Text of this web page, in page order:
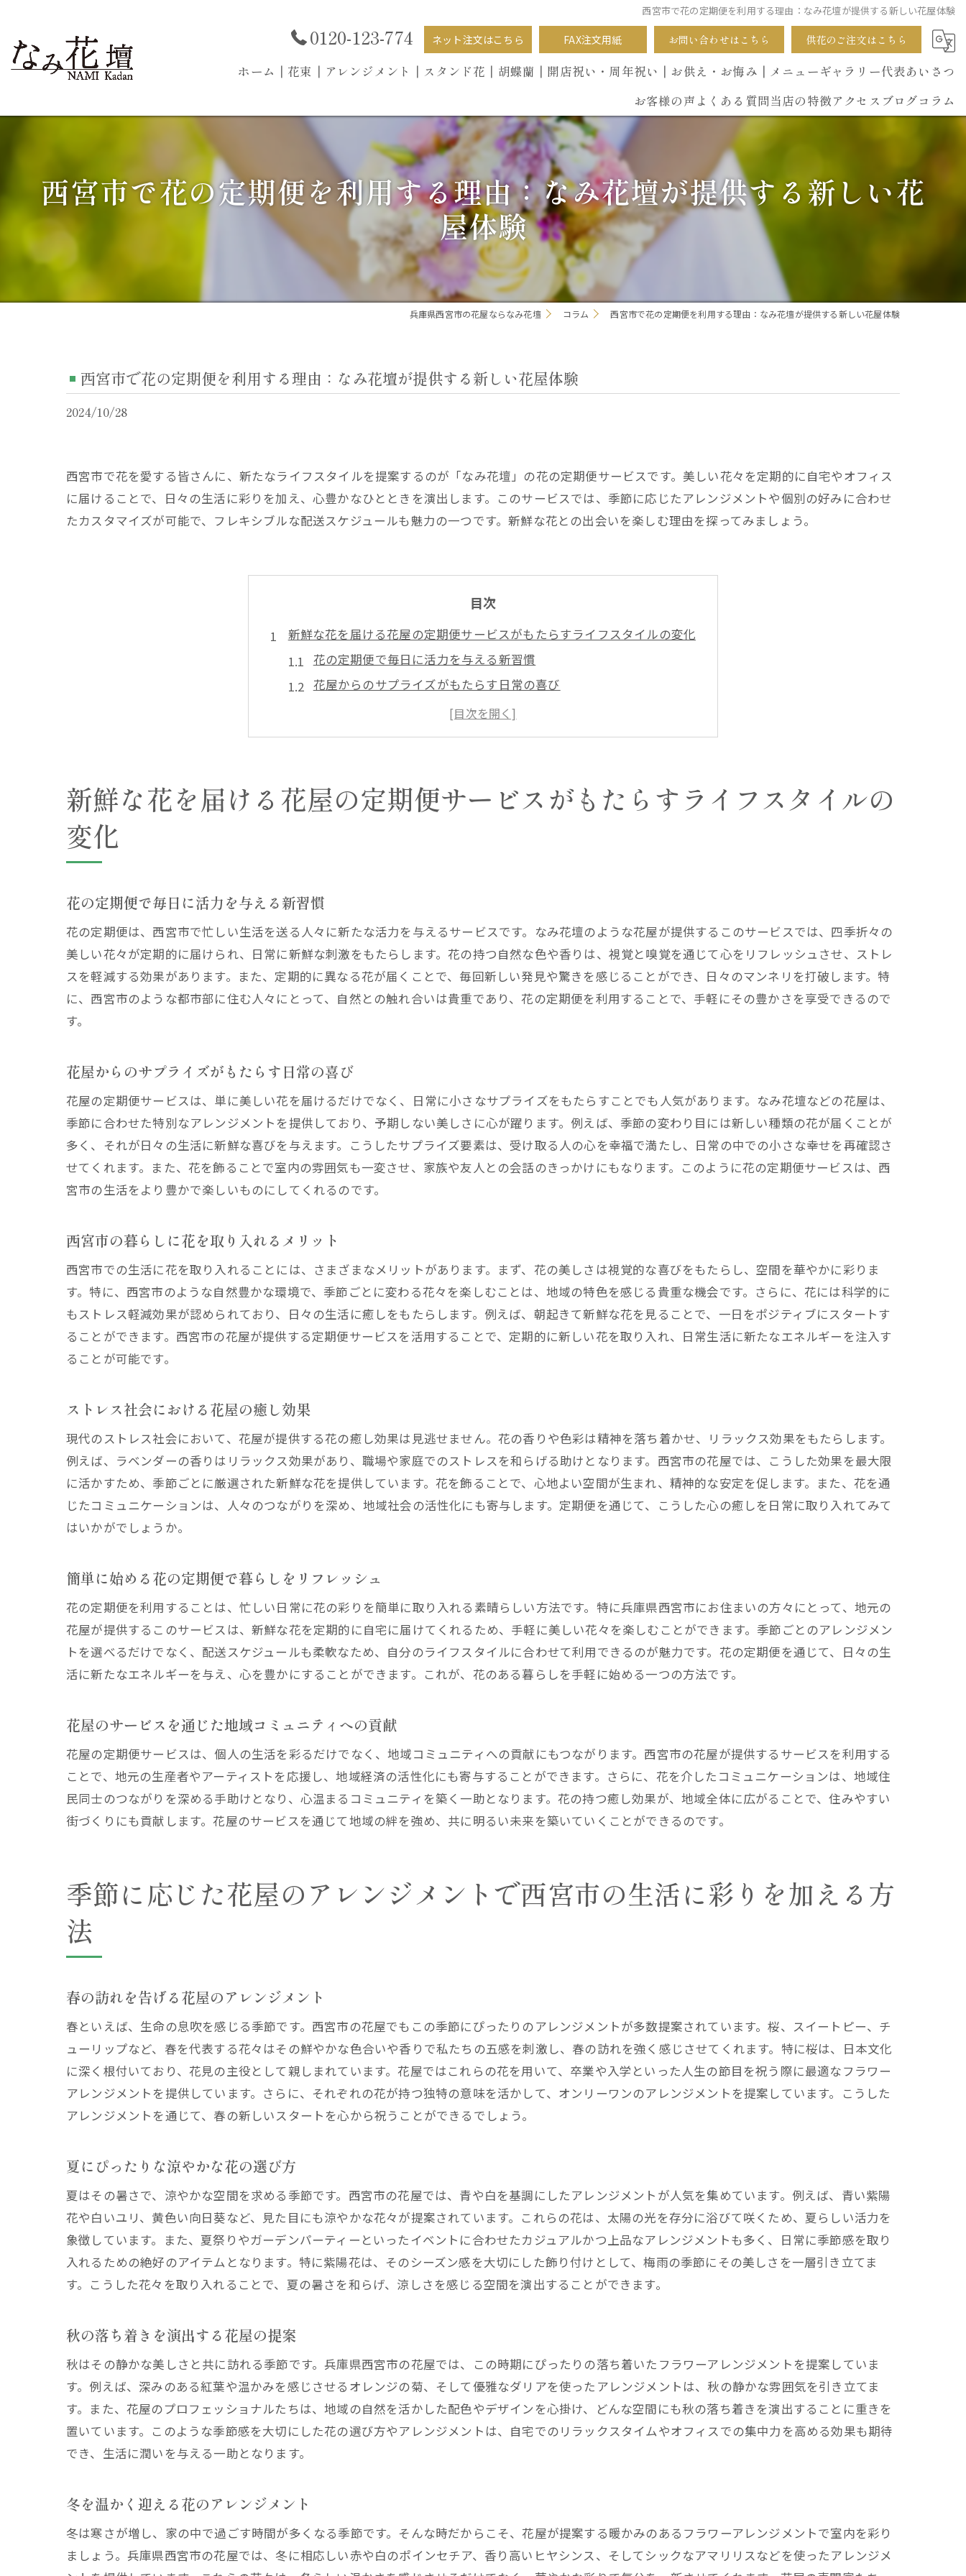
西宮市で花の定期便を利用する理由：なみ花壇が提供する新しい花屋体験
0120-123-774 ネット注文はこちら FAX注文用紙 お問い合わせはこちら 供花のご注文はこちら
ホーム ┃花束┃ アレンジメント┃ スタンド花┃ 胡蝶蘭 ┃開店祝い・周年祝い ┃お供え・お悔み ┃メニューギャラリー代表あいさつ
お客様の声 よくある質問当店の特徴
開店祝い
イベント
誕生日
アクセス ブログコラム
西宮市で花の定期便を利用する理由：なみ花壇が提供する新しい花
屋体験
兵庫県西宮市の花屋ならなみ花壇 コラム 西宮市で花の定期便を利用する理由：なみ花壇が提供する新しい花屋体験
西宮市で花の定期便を利用する理由：なみ花壇が提供する新しい花屋体験
2024/10/28
西宮市で花を愛する皆さんに、新たなライフスタイルを提案するのが「なみ花壇」の花の定期便サービスです。美しい花々を定期的に自宅やオフィス
に届けることで、日々の生活に彩りを加え、心豊かなひとときを演出します。このサービスでは、季節に応じたアレンジメントや個別の好みに合わせ
たカスタマイズが可能で、フレキシブルな配送スケジュールも魅力の一つです。新鮮な花との出会いを楽しむ理由を探ってみましょう。
目次
新鮮な花を届ける花屋の定期便サービスがもたらすライフスタイルの変化
花の定期便で毎日に活力を与える新習慣
花屋からのサプライズがもたらす日常の喜び
西宮市の暮らしに花を取り入れるメリット
ストレス社会における花屋の癒し効果
花屋のサービスを通じた地域コミュニティへの貢献
季節に応じた花屋のアレンジメントで西宮市の生活に彩りを加える方法
冬を温かく迎える花のアレンジメント
花屋が提案する季節ごとのデコレーションアイデア
季節感を活かした西宮市の花屋流の暮らし
花屋の定期便がもたらす心豊かなひとときとその理由
西宮市で見つける小さな幸せと花屋の関係
花屋のプロフェッショナルなサポートで心の安らぎ
なみ花壇の定期便が演出する特別なひととき
フレキシブルな配送スケジュールで花屋のサービスを最大限に活用する
忙しい人にも嬉しい柔軟な花屋のサービス
西宮市内限定！花屋の便利な配送プラン
花屋の定期便をより効果的に活用する方法
自由に選べる配送スケジュールでストレスフリー
花屋と相談して作るカスタマイズ配送プラン
カスタマイズ可能な花屋の定期便で個別の好みに合わせた花選び
パーソナルスタイルに合わせる花の選び方
花屋が提案するオーダーメイドの花の魅力
なみ花壇ならではの個別対応の充実度
花屋としてのプロフェッショナルサービスを日常に取り入れる意義
プロに頼る安心感とその価値
西宮市の花屋が提供する質の高いサービス
花屋のアドバイスで得られる新たなインスピレーション
なみ花壇の豊富な経験が生む信頼感
お得な花屋の定期便プランを活用した生活
西宮市での花屋の定期便、コストパフォーマンスの魅力
花屋の割引情報を逃さない方法
お得に楽しむための花屋の定期便選び
毎日の暮らしに花を取り入れる楽しみ
西宮市で新しい花の体験を楽しむ
なみ花壇の定期便で日常を彩る
新鮮な花を届ける花屋の定期便サービスがもたらすライフスタイルの
変化
花の定期便で毎日に活力を与える新習慣
花の定期便は、西宮市で忙しい生活を送る人々に新たな活力を与えるサービスです。なみ花壇のような花屋が提供するこのサービスでは、四季折々の
美しい花々が定期的に届けられ、日常に新鮮な刺激をもたらします。花の持つ自然な色や香りは、視覚と嗅覚を通じて心をリフレッシュさせ、ストレ
スを軽減する効果があります。また、定期的に異なる花が届くことで、毎回新しい発見や驚きを感じることができ、日々のマンネリを打破します。特
に、西宮市のような都市部に住む人々にとって、自然との触れ合いは貴重であり、花の定期便を利用することで、手軽にその豊かさを享受できるので
す。
花屋からのサプライズがもたらす日常の喜び
花屋の定期便サービスは、単に美しい花を届けるだけでなく、日常に小さなサプライズをもたらすことでも人気があります。なみ花壇などの花屋は、
季節に合わせた特別なアレンジメントを提供しており、予期しない美しさに心が躍ります。例えば、季節の変わり目には新しい種類の花が届くことが
多く、それが日々の生活に新鮮な喜びを与えます。こうしたサプライズ要素は、受け取る人の心を幸福で満たし、日常の中での小さな幸せを再確認さ
せてくれます。また、花を飾ることで室内の雰囲気も一変させ、家族や友人との会話のきっかけにもなります。このように花の定期便サービスは、西
宮市の生活をより豊かで楽しいものにしてくれるのです。
西宮市の暮らしに花を取り入れるメリット
西宮市での生活に花を取り入れることには、さまざまなメリットがあります。まず、花の美しさは視覚的な喜びをもたらし、空間を華やかに彩りま
す。特に、西宮市のような自然豊かな環境で、季節ごとに変わる花々を楽しむことは、地域の特色を感じる貴重な機会です。さらに、花には科学的に
もストレス軽減効果が認められており、日々の生活に癒しをもたらします。例えば、朝起きて新鮮な花を見ることで、一日をポジティブにスタートす
ることができます。西宮市の花屋が提供する定期便サービスを活用することで、定期的に新しい花を取り入れ、日常生活に新たなエネルギーを注入す
ることが可能です。
ストレス社会における花屋の癒し効果
現代のストレス社会において、花屋が提供する花の癒し効果は見逃せません。花の香りや色彩は精神を落ち着かせ、リラックス効果をもたらします。
例えば、ラベンダーの香りはリラックス効果があり、職場や家庭でのストレスを和らげる助けとなります。西宮市の花屋では、こうした効果を最大限
に活かすため、季節ごとに厳選された新鮮な花を提供しています。花を飾ることで、心地よい空間が生まれ、精神的な安定を促します。また、花を通
じたコミュニケーションは、人々のつながりを深め、地域社会の活性化にも寄与します。定期便を通じて、こうした心の癒しを日常に取り入れてみて
はいかがでしょうか。
簡単に始める花の定期便で暮らしをリフレッシュ
花の定期便を利用することは、忙しい日常に花の彩りを簡単に取り入れる素晴らしい方法です。特に兵庫県西宮市にお住まいの方々にとって、地元の
花屋が提供するこのサービスは、新鮮な花を定期的に自宅に届けてくれるため、手軽に美しい花々を楽しむことができます。季節ごとのアレンジメン
トを選べるだけでなく、配送スケジュールも柔軟なため、自分のライフスタイルに合わせて利用できるのが魅力です。花の定期便を通じて、日々の生
活に新たなエネルギーを与え、心を豊かにすることができます。これが、花のある暮らしを手軽に始める一つの方法です。
花屋のサービスを通じた地域コミュニティへの貢献
花屋の定期便サービスは、個人の生活を彩るだけでなく、地域コミュニティへの貢献にもつながります。西宮市の花屋が提供するサービスを利用する
ことで、地元の生産者やアーティストを応援し、地域経済の活性化にも寄与することができます。さらに、花を介したコミュニケーションは、地域住
民同士のつながりを深める手助けとなり、心温まるコミュニティを築く一助となります。花の持つ癒し効果が、地域全体に広がることで、住みやすい
街づくりにも貢献します。花屋のサービスを通じて地域の絆を強め、共に明るい未来を築いていくことができるのです。
季節に応じた花屋のアレンジメントで西宮市の生活に彩りを加える方
法
春の訪れを告げる花屋のアレンジメント
春といえば、生命の息吹を感じる季節です。西宮市の花屋でもこの季節にぴったりのアレンジメントが多数提案されています。桜、スイートピー、チ
ューリップなど、春を代表する花々はその鮮やかな色合いや香りで私たちの五感を刺激し、春の訪れを強く感じさせてくれます。特に桜は、日本文化
に深く根付いており、花見の主役として親しまれています。花屋ではこれらの花を用いて、卒業や入学といった人生の節目を祝う際に最適なフラワー
アレンジメントを提供しています。さらに、それぞれの花が持つ独特の意味を活かして、オンリーワンのアレンジメントを提案しています。こうした
アレンジメントを通じて、春の新しいスタートを心から祝うことができるでしょう。
夏にぴったりな涼やかな花の選び方
夏はその暑さで、涼やかな空間を求める季節です。西宮市の花屋では、青や白を基調にしたアレンジメントが人気を集めています。例えば、青い紫陽
花や白いユリ、黄色い向日葵など、見た目にも涼やかな花々が提案されています。これらの花は、太陽の光を存分に浴びて咲くため、夏らしい活力を
象徴しています。また、夏祭りやガーデンパーティーといったイベントに合わせたカジュアルかつ上品なアレンジメントも多く、日常に季節感を取り
入れるための絶好のアイテムとなります。特に紫陽花は、そのシーズン感を大切にした飾り付けとして、梅雨の季節にその美しさを一層引き立てま
す。こうした花々を取り入れることで、夏の暑さを和らげ、涼しさを感じる空間を演出することができます。
秋の落ち着きを演出する花屋の提案
秋はその静かな美しさと共に訪れる季節です。兵庫県西宮市の花屋では、この時期にぴったりの落ち着いたフラワーアレンジメントを提案していま
す。例えば、深みのある紅葉や温かみを感じさせるオレンジの菊、そして優雅なダリアを使ったアレンジメントは、秋の静かな雰囲気を引き立てま
す。また、花屋のプロフェッショナルたちは、地域の自然を活かした配色やデザインを心掛け、どんな空間にも秋の落ち着きを演出することに重きを
置いています。このような季節感を大切にした花の選び方やアレンジメントは、自宅でのリラックスタイムやオフィスでの集中力を高める効果も期待
でき、生活に潤いを与える一助となります。
冬を温かく迎える花のアレンジメント
冬は寒さが増し、家の中で過ごす時間が多くなる季節です。そんな時だからこそ、花屋が提案する暖かみのあるフラワーアレンジメントで室内を彩り
ましょう。兵庫県西宮市の花屋では、冬に相応しい赤や白のポインセチア、香り高いヒヤシンス、そしてシックなアマリリスなどを使ったアレンジメ